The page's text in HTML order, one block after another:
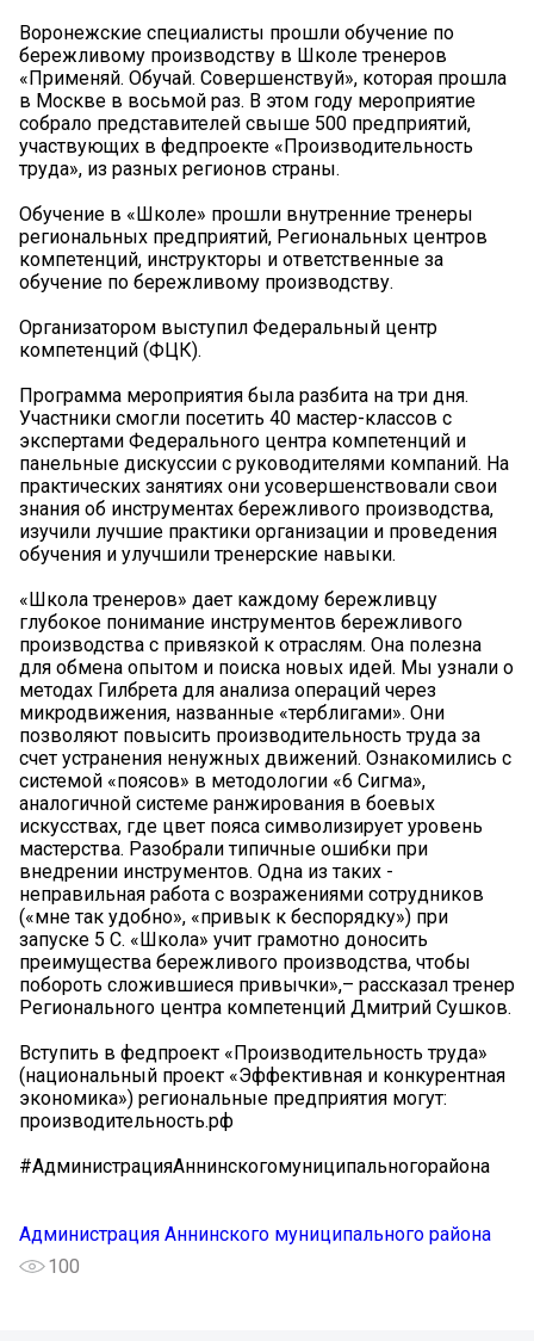
Воронежские специалисты прошли обучение по
бережливому производству в Школе тренеров
«Применяй. Обучай. Совершенствуй», которая прошла
в Москве в восьмой раз. В этом году мероприятие
собрало представителей свыше 500 предприятий,
участвующих в федпроекте «Производительность
труда», из разных регионов страны.
Обучение в «Школе» прошли внутренние тренеры
региональных предприятий, Региональных центров
компетенций, инструкторы и ответственные за
обучение по бережливому производству.
Организатором выступил Федеральный центр
компетенций (ФЦК).
Программа мероприятия была разбита на три дня.
Участники смогли посетить 40 мастер-классов с
экспертами Федерального центра компетенций и
панельные дискуссии с руководителями компаний. На
практических занятиях они усовершенствовали свои
знания об инструментах бережливого производства,
изучили лучшие практики организации и проведения
обучения и улучшили тренерские навыки.
«Школа тренеров» дает каждому бережливцу
глубокое понимание инструментов бережливого
производства с привязкой к отраслям. Она полезна
для обмена опытом и поиска новых идей. Мы узнали о
методах Гилбрета для анализа операций через
микродвижения, названные «терблигами». Они
позволяют повысить производительность труда за
счет устранения ненужных движений. Ознакомились с
системой «поясов» в методологии «6 Сигма»,
аналогичной системе ранжирования в боевых
искусствах, где цвет пояса символизирует уровень
мастерства. Разобрали типичные ошибки при
внедрении инструментов. Одна из таких -
неправильная работа с возражениями сотрудников
(«мне так удобно», «привык к беспорядку») при
запуске 5 С. «Школа» учит грамотно доносить
преимущества бережливого производства, чтобы
побороть сложившиеся привычки»,– рассказал тренер
Регионального центра компетенций Дмитрий Сушков.
Вступить в федпроект «Производительность труда»
(национальный проект «Эффективная и конкурентная
экономика») региональные предприятия могут:
производительность.рф
#АдминистрацияАннинскогомуниципальногорайона
Администрация Аннинского муниципального района
100